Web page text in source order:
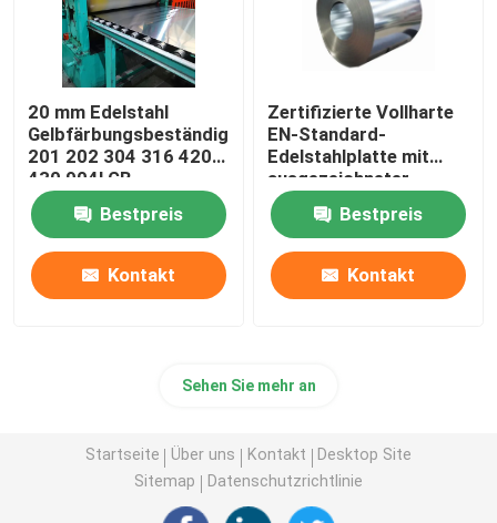
20 mm Edelstahl
Gelbfärbungsbeständig
201 202 304 316 420
430 904l GB
Bestpreis
Kontakt
Zertifizierte Vollharte
EN-Standard-
Edelstahlplatte mit
ausgezeichneter
Fleckenbeständigkeit
Bestpreis
Kontakt
Sehen Sie mehr an
Startseite Über uns Kontakt
Desktop Site
Sitemap
Datenschutzrichtlinie